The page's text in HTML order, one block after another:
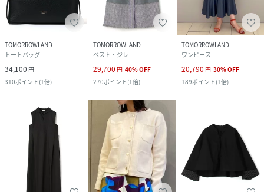
TOMORROWLAND
トートバッグ
34,100 円
310ポイント(1倍)
TOMORROWLAND
ベスト・ジレ
29,700 円 40%OFF
270ポイント(1倍)
TOMORROWLAND
ワンピース
20,790 円 30%OFF
189ポイント(1倍)